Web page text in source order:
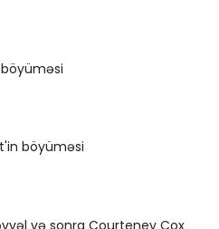
böyüməsi
və sonra Courteney Cox